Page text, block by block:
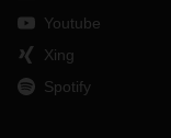
Youtube
Xing
Spotify